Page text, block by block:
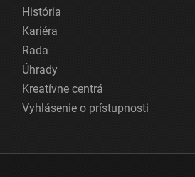
História
Kariéra
Rada
Úhrady
Kreatívne centrá
Vyhlásenie o prístupnosti